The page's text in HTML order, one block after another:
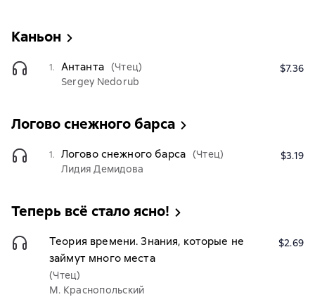
Каньон
1. Антанта (Чтец)
Sergey Nedorub
$7.36
Логово снежного барса
1. Логово снежного барса (Чтец)
Лидия Демидова
$3.19
Теперь всё стало ясно!
Теория времени. Знания, которые не
займут много места
(Чтец)
М. Краснопольский
$2.69